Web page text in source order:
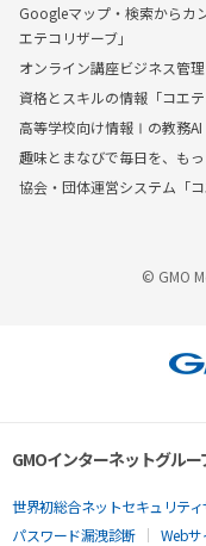
Googleマップ・検索からカ
エテコリザーブ」
オンライン講座ビジネス管
資格とスキルの情報「コエテ
高等学校向け情報Ⅰの教務AI
趣味とまなびで毎日を、もっ
協会・団体運営システム「
© GMO
GMOインターネットグル
世界初総合ネットセキュリティ
パスワード漏洩診断
Web